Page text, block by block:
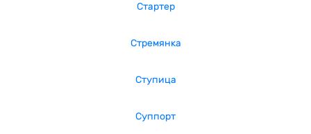
Стартер
Стремянка
Ступица
Суппорт